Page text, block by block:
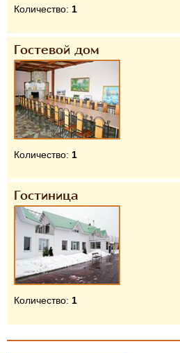
Количество: 1
Гостевой дом
Количество: 1
Гостиница
Количество: 1